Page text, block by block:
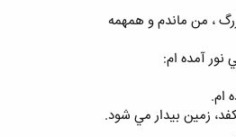
، من ماندم و همهمه
نور آمده ام‌:
ام‌.
زمين بيدار مي شود.